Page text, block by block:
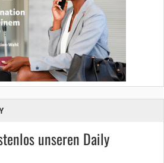
unseren Daily